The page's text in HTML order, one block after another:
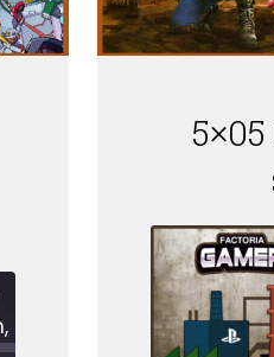
5x06 Hi Fi Rush, Tintin y las listas de juegos